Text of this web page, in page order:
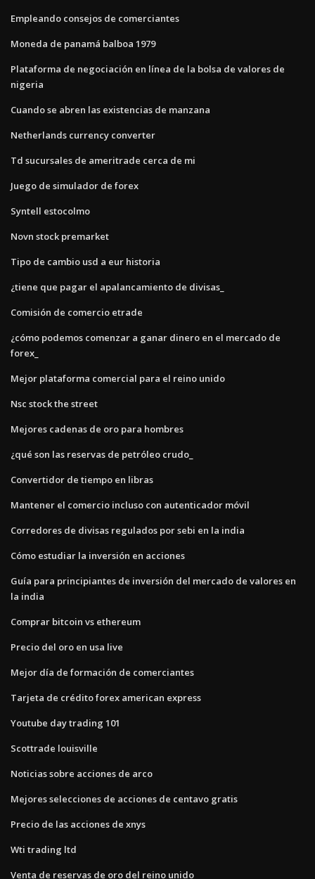
Empleando consejos de comerciantes
Moneda de panamá balboa 1979
Plataforma de negociación en línea de la bolsa de valores de
nigeria
Cuando se abren las existencias de manzana
Netherlands currency converter
Td sucursales de ameritrade cerca de mi
Juego de simulador de forex
Syntell estocolmo
Novn stock premarket
Tipo de cambio usd a eur historia
¿tiene que pagar el apalancamiento de divisas_
Comisión de comercio etrade
¿cómo podemos comenzar a ganar dinero en el mercado de
forex_
Mejor plataforma comercial para el reino unido
Nsc stock the street
Mejores cadenas de oro para hombres
¿qué son las reservas de petróleo crudo_
Convertidor de tiempo en libras
Mantener el comercio incluso con autenticador móvil
Corredores de divisas regulados por sebi en la india
Cómo estudiar la inversión en acciones
Guía para principiantes de inversión del mercado de valores en
la india
Comprar bitcoin vs ethereum
Precio del oro en usa live
Mejor día de formación de comerciantes
Tarjeta de crédito forex american express
Youtube day trading 101
Scottrade louisville
Noticias sobre acciones de arco
Mejores selecciones de acciones de centavo gratis
Precio de las acciones de xnys
Wti trading ltd
Venta de reservas de oro del reino unido